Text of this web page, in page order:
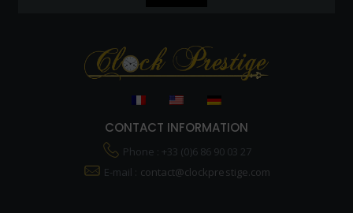
CONTACT INFORMATION
Phone : +33 (0)6 86 90 03 27
E-mail : contact@clockprestige.com